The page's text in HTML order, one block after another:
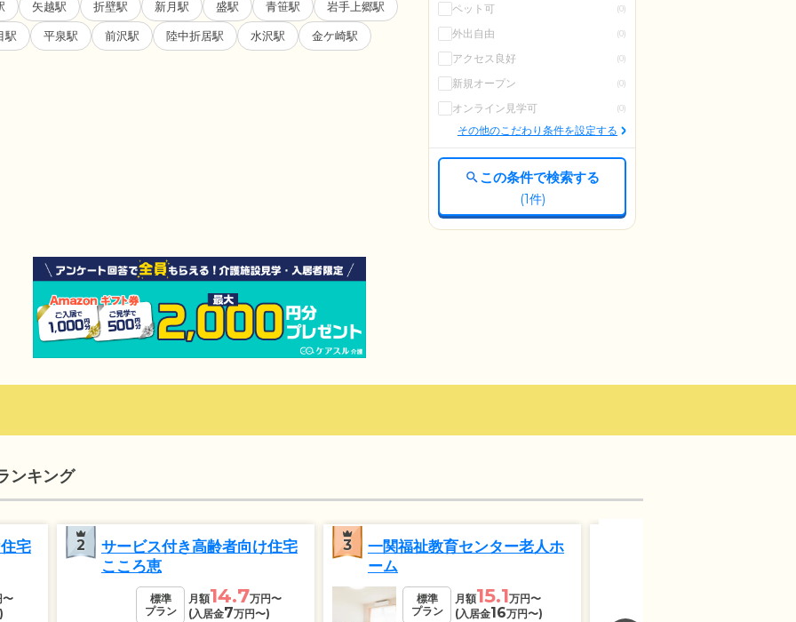
矢越駅 折壁駅 新月駅 盛駅 青笹駅 岩手上郷駅
駅 平泉駅 前沢駅 陸中折居駅 水沢駅 金ケ崎駅
ペット可 (0)
外出自由 (0)
アクセス良好 (0)
新規オープン (0)
オンライン見学可 (0)
その他のこだわり条件を設定する
この条件で検索する
(1件)
ンキング
宅
〜
2
サービス付き高齢者向け住宅
こころ恵
標準
プラン
月額14.7万円〜
(入居金7万円〜)
3
一関福祉教育センター老人ホ
ーム
標準
プラン
月額15.1万円〜
(入居金16万円〜)